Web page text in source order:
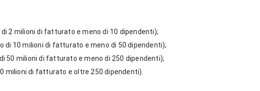
2 milioni di fatturato e meno di 10 dipendenti);
di 10 milioni di fatturato e meno di 50 dipendenti);
50 milioni di fatturato e meno di 250 dipendenti);
milioni di fatturato e oltre 250 dipendenti).